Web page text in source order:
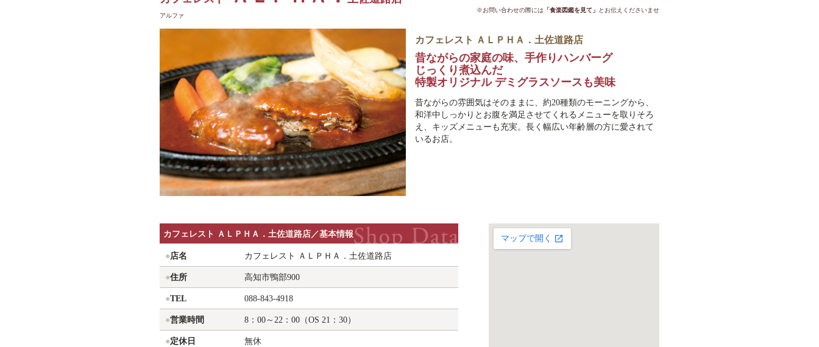
アルファ
※お問い合わせの際には 「食楽図鑑を見て」 とお伝えくださいませ
カフェレスト ＡＬＰＨＡ． 土佐道路店
昔ながらの家庭の味、手作りハンバーグ
じっくり煮込んだ
特製オリジナル デミグラスソースも美味
昔ながらの雰囲気はそのままに、約20種類のモーニングから、
和洋中しっかりとお腹を満足させてくれるメニューを取りそろ
え、キッズメニューも充実。長く幅広い年齢層の方に愛されて
いるお店。
カフェレスト ＡＬＰＨＡ． 土佐道路店／基本情報
●店名 カフェレスト ＡＬＰＨＡ． 土佐道路店
●住所 高知市鴨部900
●TEL 088-843-4918
●営業時間 8：00～22：00（OS 21：30）
●定休日 無休